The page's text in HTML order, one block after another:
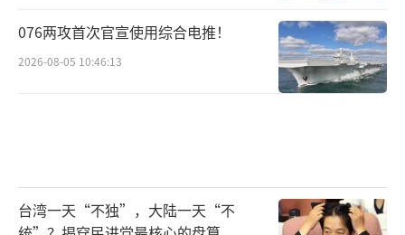
076两攻首次官宣使用综合电推！
2026-08-05 10:46:13
台湾一天“不独”，大陆一天“不